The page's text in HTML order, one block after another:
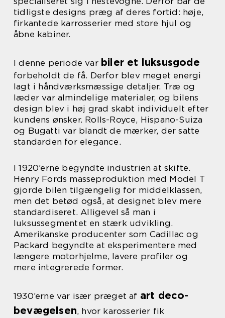
tidligste designs præg af deres fortid: høje,
firkantede karrosserier med store hjul og
åbne kabiner.
I denne periode var biler et luksusgode
forbeholdt de få. Derfor blev meget energi
lagt i håndværksmæssige detaljer. Træ og
læder var almindelige materialer, og bilens
design blev i høj grad skabt individuelt efter
kundens ønsker. Rolls-Royce, Hispano-Suiza
og Bugatti var blandt de mærker, der satte
standarden for elegance.
I 1920’erne begyndte industrien at skifte.
Henry Fords masseproduktion med Model T
gjorde bilen tilgængelig for middelklassen,
men det betød også, at designet blev mere
standardiseret. Alligevel så man i
luksussegmentet en stærk udvikling.
Amerikanske producenter som Cadillac og
Packard begyndte at eksperimentere med
længere motorhjelme, lavere profiler og
mere integrerede former.
1930’erne var især præget af art deco-
bevægelsen, hvor karosserier fik